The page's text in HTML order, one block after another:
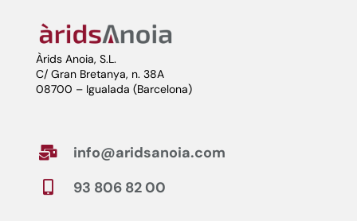
Àrids Anoia, S.L.
C/ Gran Bretanya, n. 38A
08700 – Igualada (Barcelona)
 info@aridsanoia.com
 93 806 82 00